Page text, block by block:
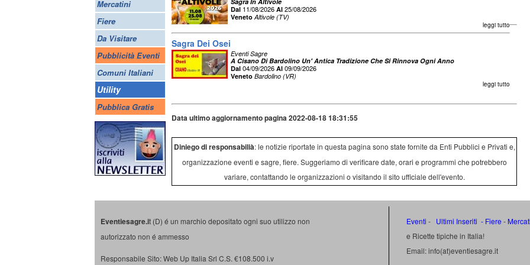
Mercatini
Fiere
Da Visitare
Pubblicità Eventi
Comuni Italiani
Utility
Pubblica Gratis
Dal 11/08/2026 Al 25/08/2026
Veneto Altivole (TV)
leggi tutto
Sagra Dei Osei
Eventi Sagre
A Cisano Di Bardolino Un' Antica Tradizione Che Si Rinnova Ogni Anno
Dal 04/09/2026 Al 09/09/2026
Veneto Bardolino (VR)
leggi tutto
Data ultimo aggiornamento pagina 2022-08-18 18:31:55
Diniego di responsabilià: le notizie riportate in questa pagina sono state fornite da Enti Pubblici e Privati e,
organizzazione eventi e sagre, fiere. Suggeriamo di verificare date, orari e programmi che potrebbero
variare, contattando le organizzazioni o visitando il sito ufficiale dell'evento.
Eventiesagre.it (D) é un marchio depositato ogni suo utilizzo non
autorizzato non é ammesso
Responsabile Sito: Web Up Italia Srl C.S. €108.500 i.v
Eventi - Ultimi Inseriti - Fiere -
e Ricette tipiche in Italia!
Email: info(at)eventiesagre.it